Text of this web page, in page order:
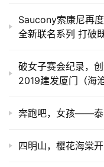
Saucony索康尼再
全新联名系列 打破
破女子赛会纪录，
2019建发厦门（海
奔跑吧，女孩——泰
四明山，樱花海棠